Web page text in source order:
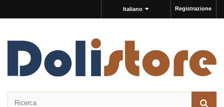
Registrazione
Italiano